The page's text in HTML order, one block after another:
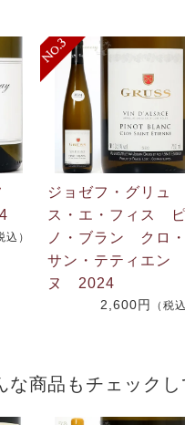
込）
ジョゼフ・グリュ
ス・エ・フィス ピ
ノ・ブラン クロ・
サン・テティエン
ヌ 2024
2,600円 （税
な商品もチェック